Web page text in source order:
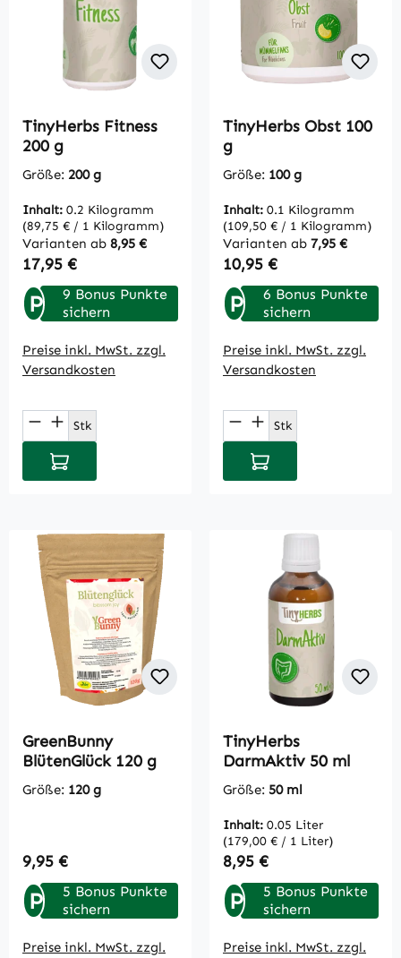
TinyHerbs Fitness
200 g
Größe: 200 g
Inhalt: 0.2 Kilogramm
(89,75 € / 1 Kilogramm)
Varianten ab 8,95 €
Regulärer Preis:
17,95 €
P
9 Bonus Punkte
sichern
Preise inkl. MwSt. zzgl.
Versandkosten
Produkt Anzahl: Gib den gewünschten
Stk
In den Warenkorb
TinyHerbs Obst 100
g
Größe: 100 g
Inhalt: 0.1 Kilogramm
(109,50 € / 1 Kilogramm)
Varianten ab 7,95 €
Regulärer Preis:
10,95 €
P
6 Bonus Punkte
sichern
Preise inkl. MwSt. zzgl.
Versandkosten
Produkt Anzahl:
Stk
In den Warenkorb
GreenBunny
BlütenGlück 120 g
Größe: 120 g
Regulärer Preis:
9,95 €
P
5 Bonus Punkte
sichern
Preise inkl. MwSt. zzgl.
TinyHerbs
DarmAktiv 50 ml
Größe: 50 ml
Inhalt: 0.05 Liter
(179,00 € / 1 Liter)
Regulärer Preis:
8,95 €
P
5 Bonus Punkte
sichern
Preise inkl. MwSt. zzgl.